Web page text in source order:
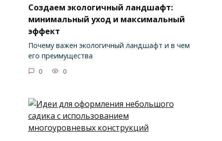
Создаем экологичный ландшафт:
минимальный уход и максимальный
эффект
Почему важен экологичный ландшафт и в чем
его преимущества
0 0